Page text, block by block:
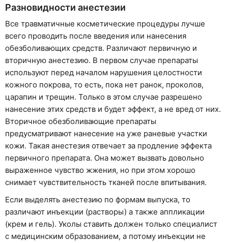
Разновидности анестезии
Все травматичные косметические процедуры лучше
всего проводить после введения или нанесения
обезболивающих средств. Различают первичную и
вторичную анестезию. В первом случае препараты
используют перед началом нарушения целостности
кожного покрова, то есть, пока нет ранок, проколов,
царапин и трещин. Только в этом случае разрешено
нанесение этих средств и будет эффект, а не вред от них.
Вторичное обезболивающие препараты
предусматривают нанесение на уже раневые участки
кожи. Такая анестезия отвечает за продление эффекта
первичного препарата. Она может вызвать довольно
выраженное чувство жжения, но при этом хорошо
снимает чувствительность тканей после впитывания.
Если выделять анестезию по формам выпуска, то
различают инъекции (растворы) а также аппликации
(крем и гель). Уколы ставить должен только специалист
с медицинским образованием, а потому инъекции не